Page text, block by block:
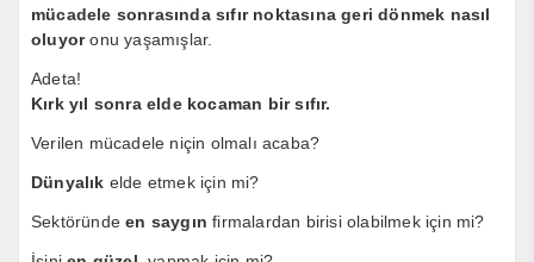
mücadele sonrasında sıfır noktasına geri dönmek nasıl
oluyoronu yaşamışlar.
Adeta!
Kırk yıl sonra elde kocaman bir sıfır.
Verilen mücadele niçin olmalı acaba?
Dünyalık elde etmek için mi?
Sektöründeen saygın firmalardan birisi olabilmek için mi?